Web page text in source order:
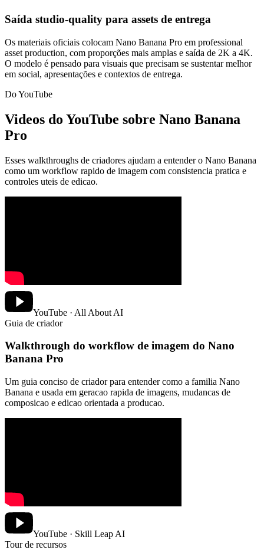
Saída studio-quality para assets de entrega
Os materiais oficiais colocam Nano Banana Pro em professional
asset production, com proporções mais amplas e saída de 2K a 4K.
O modelo é pensado para visuais que precisam se sustentar melhor
em social, apresentações e contextos de entrega.
Do YouTube
Videos do YouTube sobre Nano Banana
Pro
Esses walkthroughs de criadores ajudam a entender o Nano Banana
como um workflow rapido de imagem com consistencia pratica e
controles uteis de edicao.
YouTube · All About AI
Guia de criador
Walkthrough do workflow de imagem do Nano
Banana Pro
Um guia conciso de criador para entender como a familia Nano
Banana e usada em geracao rapida de imagens, mudancas de
composicao e edicao orientada a producao.
YouTube · Skill Leap AI
Tour de recursos